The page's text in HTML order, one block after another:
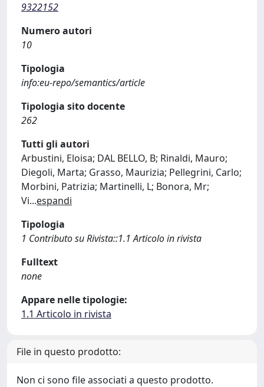
9322152
Numero autori
10
Tipologia
info:eu-repo/semantics/article
Tipologia sito docente
262
Tutti gli autori
Arbustini, Eloisa; DAL BELLO, B; Rinaldi, Mauro;
Diegoli, Marta; Grasso, Maurizia; Pellegrini, Carlo;
Morbini, Patrizia; Martinelli, L; Bonora, Mr;
Vi...espandi
Tipologia
1 Contributo su Rivista::1.1 Articolo in rivista
Fulltext
none
Appare nelle tipologie:
1.1 Articolo in rivista
File in questo prodotto:
Non ci sono file associati a questo prodotto.